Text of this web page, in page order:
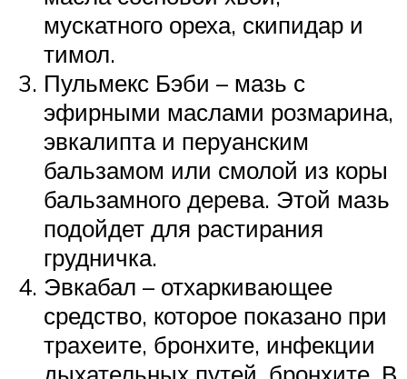
мускатного ореха, скипидар и
тимол.
Пульмекс Бэби – мазь с
эфирными маслами розмарина,
эвкалипта и перуанским
бальзамом или смолой из коры
бальзамного дерева. Этой мазь
подойдет для растирания
грудничка.
Эвкабал – отхаркивающее
средство, которое показано при
трахеите, бронхите, инфекции